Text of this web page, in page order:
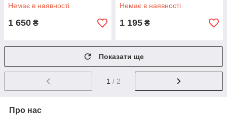
Немає в наявності
1 650 ₴
Немає в наявності
1 195 ₴
Показати ще
1 / 2
Про нас